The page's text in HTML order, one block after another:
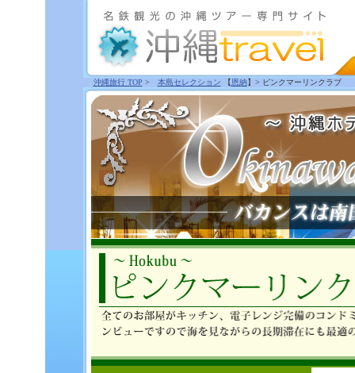
沖縄旅行 TOP > 本島セレクション 【恩納】> ピンクマーリンクラブ